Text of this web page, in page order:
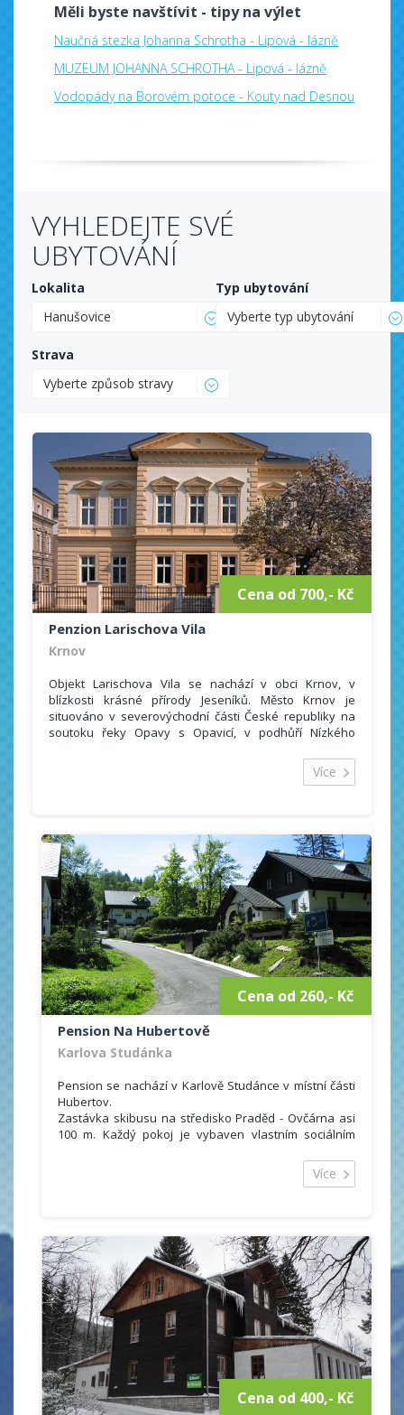
Měli byste navštívit - tipy na výlet
Naučná stezka Johanna Schrotha - Lipová - lázně
MUZEUM JOHANNA SCHROTHA - Lipová - lázně
Vodopády na Borovém potoce - Kouty nad Desnou
VYHLEDEJTE SVÉ
UBYTOVÁNÍ
Lokalita
Hanušovice
Typ ubytování
Vyberte typ ubytování
Strava
Vyberte způsob stravy
Cena od 700,- Kč
Penzion Larischova Vila
Krnov
Objekt Larischova Vila se nachází v obci Krnov, v
blízkosti krásné přírody Jeseníků. Město Krnov je
situováno v severovýchodní části České republiky na
soutoku řeky Opavy s Opavicí, v podhůří Nízkého
Ubytování je vhodné jak pro ty, kteří preferují
apartmánech, které disponují vlastní kuchyní,
koupelnou s toaletou. Součástí každého pokoje je také
televizor nebo internetové připojení.
Více
Cena od 260,- Kč
Pension Na Hubertově
Karlova Studánka
Pension se nachází v Karlově Studánce v místní části
Hubertov.
Zastávka skibusu na středisko Praděd - Ovčárna asi
100 m. Každý pokoj je vybaven vlastním sociálním
je rovněž k dispozici společenská místnost s televizí,
kuchyňský kout, v létě venkovní posezení s ohništěm.
Více
Cena od 400,- Kč